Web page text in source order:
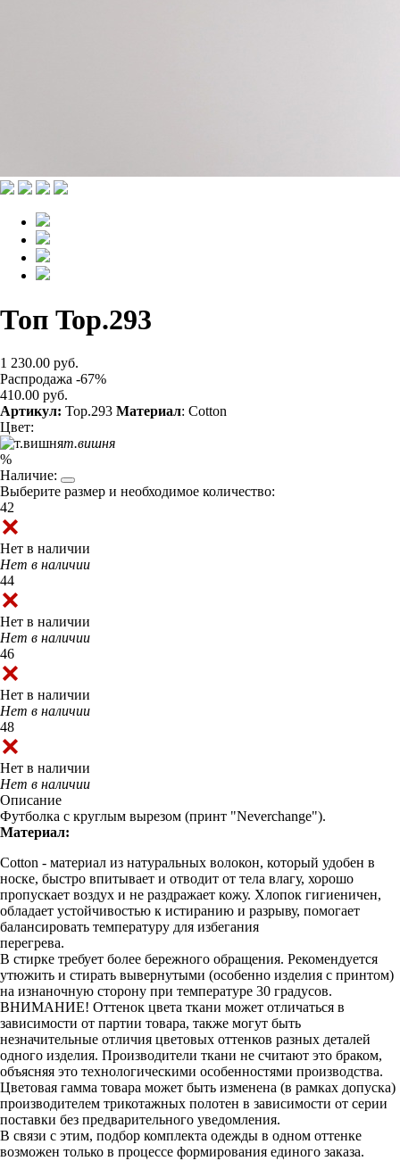
Топ Top.293
1 230.00 руб.
Распродажа -67%
410.00 руб.
Артикул: Top.293 Материал: Cotton
Цвет:
т.вишня
%
Наличие:
Выберите размер и необходимое количество:
42
Нет в наличии
Нет в наличии
44
Нет в наличии
Нет в наличии
46
Нет в наличии
Нет в наличии
48
Нет в наличии
Нет в наличии
Описание
Футболка с круглым вырезом (принт "Neverchange").
Материал:
Cotton - материал из натуральных волокон, который удобен в
носке, быстро впитывает и отводит от тела влагу, хорошо
пропускает воздух и не раздражает кожу. Хлопок гигиеничен,
обладает устойчивостью к истиранию и разрыву, помогает
балансировать температуру для избегания
перегрева.
В стирке требует более бережного обращения. Рекомендуется
утюжить и стирать вывернутыми (особенно изделия с принтом)
на изнаночную сторону при температуре 30 градусов.
ВНИМАНИЕ! Оттенок цвета ткани может отличаться в
зависимости от партии товара, также могут быть
незначительные отличия цветовых оттенков разных деталей
одного изделия. Производители ткани не считают это браком,
объясняя это технологическими особенностями производства.
Цветовая гамма товара может быть изменена (в рамках допуска)
производителем трикотажных полотен в зависимости от серии
поставки без предварительного уведомления.
В связи с этим, подбор комплекта одежды в одном оттенке
возможен только в процессе формирования единого заказа.